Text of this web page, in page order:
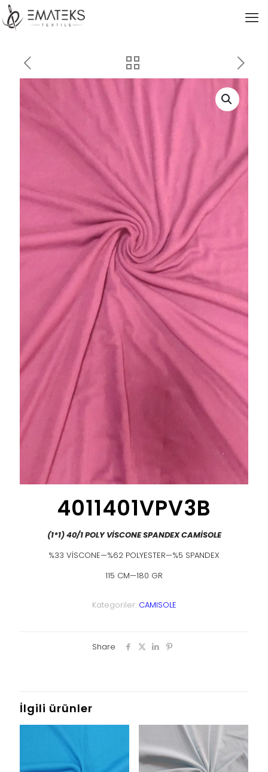
4011401VPV3B
(1*1) 40/1 POLY VİSCONE SPANDEX CAMİSOLE
%33 VİSCONE—%62 POLYESTER—%5 SPANDEX
115 CM—180 GR
Kategoriler: CAMISOLE
Share
İlgili ürünler